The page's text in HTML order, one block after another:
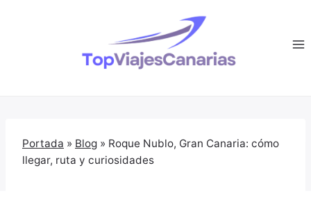
Portada » Blog » Roque Nublo, Gran Canaria: cómo
llegar, ruta y curiosidades